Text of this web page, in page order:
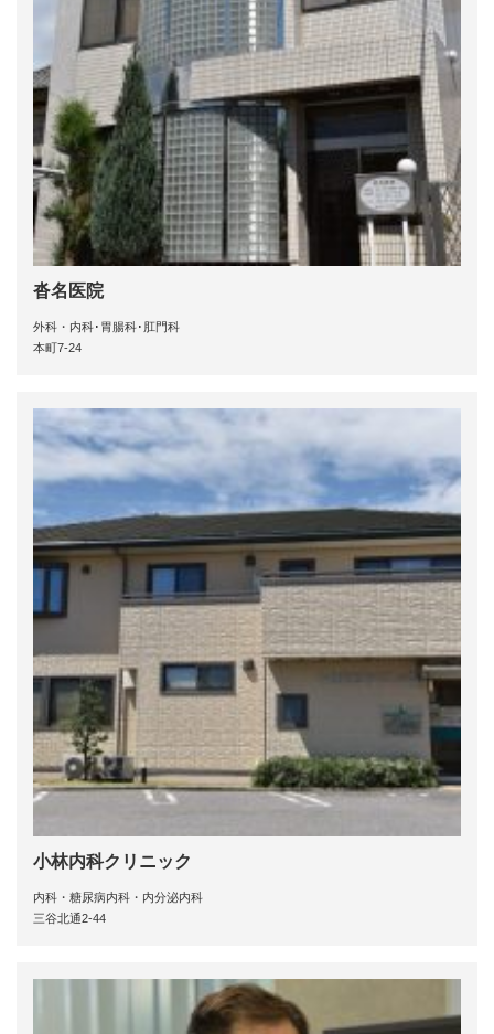
沓名医院
外科・内科･胃腸科･肛門科
本町7-24
小林内科クリニック
内科・糖尿病内科・内分泌内科
三谷北通2-44